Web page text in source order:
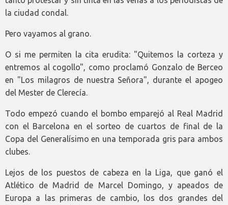
la ciudad condal.
Pero vayamos al grano.
O si me permiten la cita erudita: "Quitemos la corteza y
entremos al cogollo", como proclamó Gonzalo de Berceo
en "Los milagros de nuestra Señora", durante el apogeo
del Mester de Clerecía.
Todo empezó cuando el bombo emparejó al Real Madrid
con el Barcelona en el sorteo de cuartos de final de la
Copa del Generalísimo en una temporada gris para ambos
clubes.
Lejos de los puestos de cabeza en la Liga, que ganó el
Atlético de Madrid de Marcel Domingo, y apeados de
Europa a las primeras de cambio, los dos grandes del